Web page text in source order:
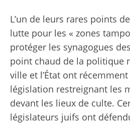
L’un de leurs rares points
lutte pour les « zones
protéger les synagogues
point chaud de la politique
ville et l’État ont
législation restreignant les
devant les lieux de culte.
législateurs juifs ont